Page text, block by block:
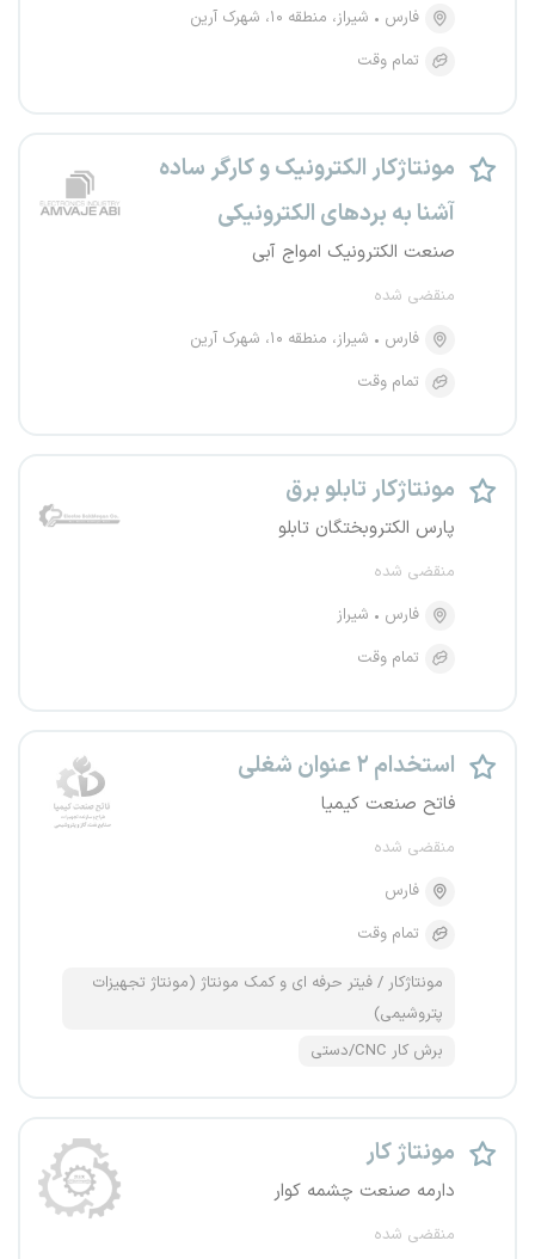
فارس
شیراز، منطقه ۱۰، شهرک آرین
تمام وقت
مونتاژکار الکترونیک و کارگر ساده
آشنا به بردهای الکترونیکی
صنعت الکترونیک امواج آبی
منقضی شده
فارس
شیراز، منطقه ۱۰، شهرک آرین
تمام وقت
مونتاژکار تابلو برق
پارس الکتروبختگان تابلو
منقضی شده
فارس
شیراز
تمام وقت
استخدام ۲ عنوان شغلی
فاتح صنعت کیمیا
منقضی شده
فارس
تمام وقت
مونتاژکار / فیتر حرفه ای و کمک‌ مونتاژ (مونتاژ تجهیزات
پتروشیمی)
برش کار CNC/دستی
مونتاژ کار
دارمه صنعت چشمه کوار
منقضی شده